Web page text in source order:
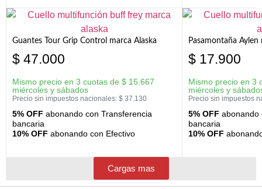
Guantes Tour Grip Control marca Alaska
$ 47.000
Mismo precio en 3 cuotas de $ 15.667
miércoles y sábados
Precio sin impuestos nacionales: $ 37.130
5% OFF abonando con Transferencia
bancaria
10% OFF abonando con Efectivo
Pasamontaña Aylen
$ 17.900
Mismo precio en 3
miércoles y
Precio sin impuestos
5% OFF abonando
bancaria
10% OFF
Cargas mas